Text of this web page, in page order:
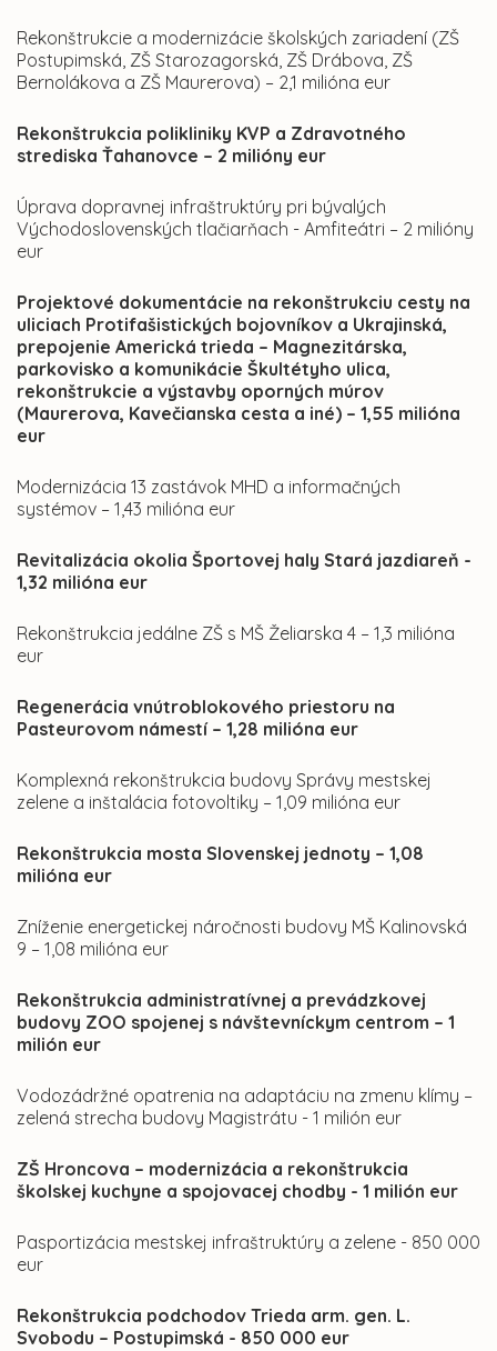
Rekonštrukcie a modernizácie školských zariadení (ZŠ
Postupimská, ZŠ Starozagorská, ZŠ Drábova, ZŠ
Bernolákova a ZŠ Maurerova) – 2,1 milióna eur
Rekonštrukcia polikliniky KVP a Zdravotného
strediska Ťahanovce – 2 milióny eur
Úprava dopravnej infraštruktúry pri bývalých
Východoslovenských tlačiarňach - Amfiteátri – 2 milióny
eur
Projektové dokumentácie na rekonštrukciu cesty na
uliciach Protifašistických bojovníkov a Ukrajinská,
prepojenie Americká trieda – Magnezitárska,
parkovisko a komunikácie Škultétyho ulica,
rekonštrukcie a výstavby oporných múrov
(Maurerova, Kavečianska cesta a iné) – 1,55 milióna
eur
Modernizácia 13 zastávok MHD a informačných
systémov – 1,43 milióna eur
Revitalizácia okolia Športovej haly Stará jazdiareň -
1,32 milióna eur
Rekonštrukcia jedálne ZŠ s MŠ Želiarska 4 – 1,3 milióna
eur
Regenerácia vnútroblokového priestoru na
Pasteurovom námestí – 1,28 milióna eur
Komplexná rekonštrukcia budovy Správy mestskej
zelene a inštalácia fotovoltiky – 1,09 milióna eur
Rekonštrukcia mosta Slovenskej jednoty – 1,08
milióna eur
Zníženie energetickej náročnosti budovy MŠ Kalinovská
9 – 1,08 milióna eur
Rekonštrukcia administratívnej a prevádzkovej
budovy ZOO spojenej s návštevníckym centrom – 1
milión eur
Vodozádržné opatrenia na adaptáciu na zmenu klímy –
zelená strecha budovy Magistrátu - 1 milión eur
ZŠ Hroncova – modernizácia a rekonštrukcia
školskej kuchyne a spojovacej chodby - 1 milión eur
Pasportizácia mestskej infraštruktúry a zelene - 850 000
eur
Rekonštrukcia podchodov Trieda arm. gen. L.
Svobodu – Postupimská - 850 000 eur